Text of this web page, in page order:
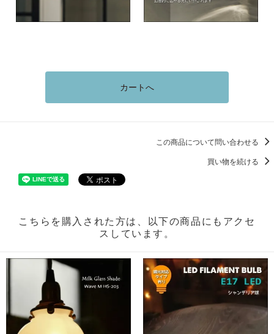
カートへ
この商品について問い合わせる
買い物を続ける
こちらを購入された方は、以下の商品にもアクセ
スしています。